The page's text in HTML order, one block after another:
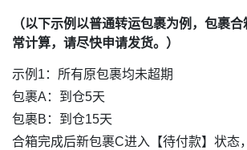
（以下示例以普通转运包裹为例，包裹合
常计算，请尽快申请发货。 ）
示例1：所有原包裹均未超期
包裹A：到仓5天
包裹B：到仓15天
合箱完成后新包裹C进入【待付款】状态